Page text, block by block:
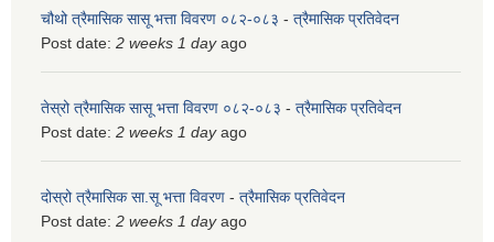
चौथो त्रैमासिक सासू भत्ता विवरण ०८२-०८३ - त्रैमासिक प्रतिवेदन
Post date: 2 weeks 1 dayago
तेस्रो त्रैमासिक सासू भत्ता विवरण ०८२-०८३ - त्रैमासिक प्रतिवेदन
Post date: 2 weeks 1 dayago
दोस्रो त्रैमासिक सा.सू भत्ता विवरण - त्रैमासिक प्रतिवेदन
Post date: 2 weeks 1 dayago